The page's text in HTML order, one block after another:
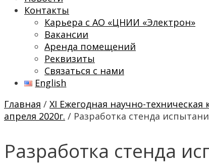
Контакты
Карьера с АО «ЦНИИ «Электрон»
Вакансии
Аренда помещений
Реквизиты
Связаться с нами
English
Главная / XI Ежегодная научно-
апреля 2020г. / Разработка стенда
Разработка стенда